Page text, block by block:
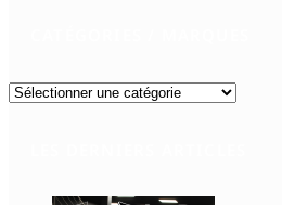
Catégories